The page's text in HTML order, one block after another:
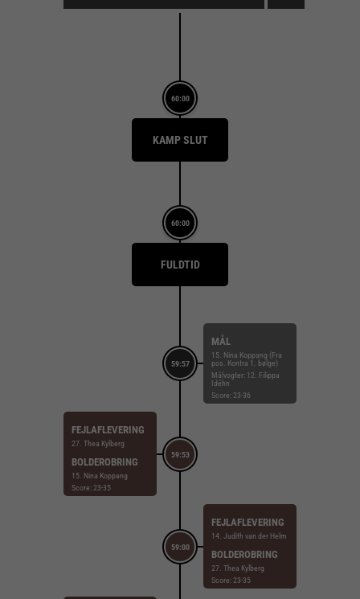
60:00
KAMP SLUT
60:00
FULDTID
59:57
MÅL
15. Nina Koppang (Fra
pos. Kontra 1. bølge)
Målvogter: 12. Filippa
Idéhn
Score: 23-36
59:53
FEJLAFLEVERING
27. Thea Kylberg
BOLDEROBRING
15. Nina Koppang
Score: 23-35
59:00
FEJLAFLEVERING
14. Judith van der Helm
BOLDEROBRING
27. Thea Kylberg
Score: 23-35